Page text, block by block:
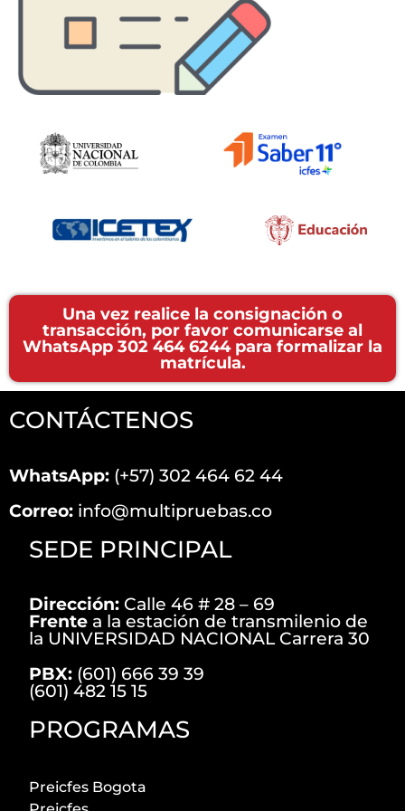
Una vez realice la consignación o
transacción, por favor comunicarse al
WhatsApp 302 464 6244 para formalizar la
matrícula.
CONTÁCTENOS
WhatsApp: (+57) 302 464 62 44
Correo: info@multipruebas.co
SEDE PRINCIPAL
Dirección: Calle 46 # 28 – 69
Frente a la estación de transmilenio de
la UNIVERSIDAD NACIONAL Carrera 30
PBX: (601) 666 39 39
(601) 482 15 15
PROGRAMAS
Preicfes Bogota